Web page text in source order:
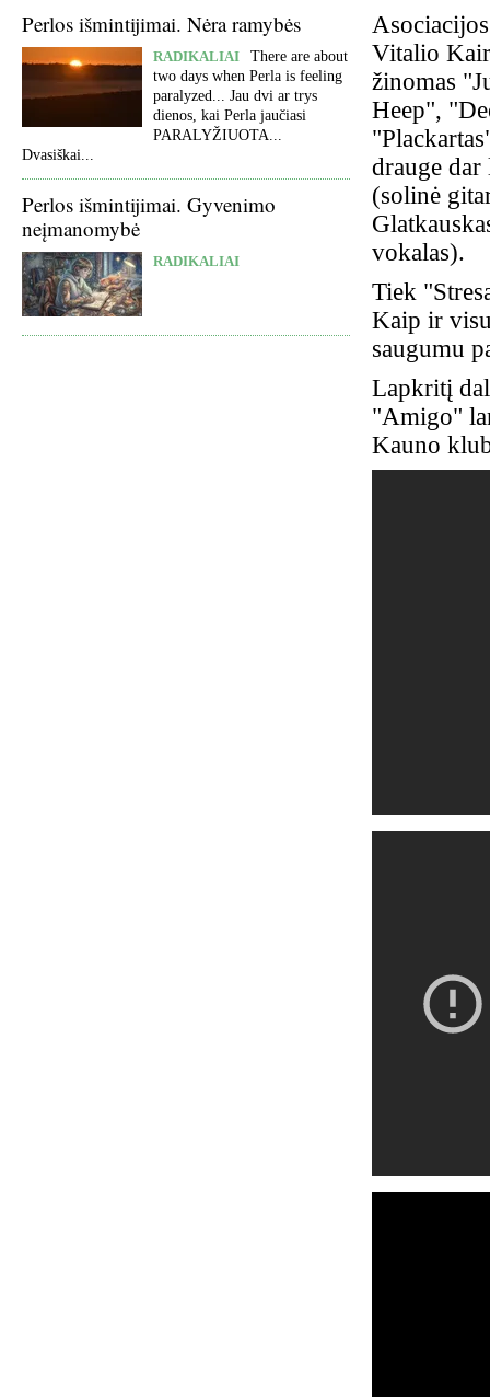
Perlos išmintijimai. Nėra ramybės
RADIKALIAI
There are about
two days when Perla is feeling
paralyzed... Jau dvi ar trys
dienos, kai Perla jaučiasi
PARALYŽIUOTA...
Dvasiškai...
Perlos išmintijimai. Gyvenimo
neįmanomybė
RADIKALIAI
Vitalio
žinomas
Heep",
drauge
(solinė
vokalas).
Tiek
Kaip ir
saugumu
Lapkritį
"Amigo"
Kauno